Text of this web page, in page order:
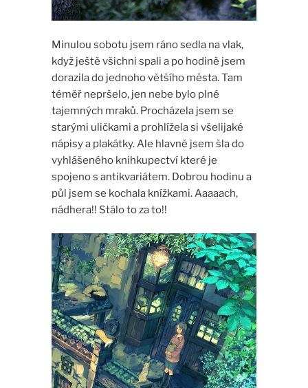
Minulou sobotu jsem ráno sedla na vlak,
když ještě všichni spali a po hodině jsem
dorazila do jednoho většího města. Tam
téměř nepršelo, jen nebe bylo plné
tajemných mraků. Procházela jsem se
starými uličkami a prohlížela si všelijaké
nápisy a plakátky. Ale hlavně jsem šla do
vyhlášeného knihkupectví které je
spojeno s antikvariátem. Dobrou hodinu a
půl jsem se kochala knížkami. Aaaaach,
nádhera!! Stálo to za to!!